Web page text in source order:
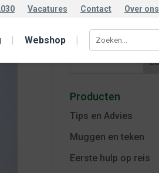
Vacatures Contact Over ons
Webshop Search
Producten
Tips en Advies
Muggen en teken
Eerste hulp op reis